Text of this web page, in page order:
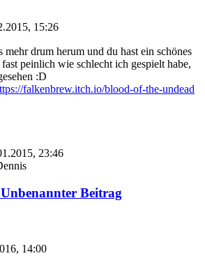
15:26
mehr drum herum und du hast ein schönes
peinlich wie schlecht ich gespielt habe,
:D
falkenbrew.itch.io/blood-of-the-undead
23:46
Beitrag
14:00